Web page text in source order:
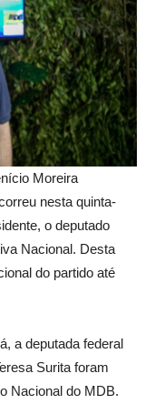
Moreira
nesta quinta-
o deputado
Nacional. Desta
do partido até
a deputada federal
Surita foram
Nacional do MDB.